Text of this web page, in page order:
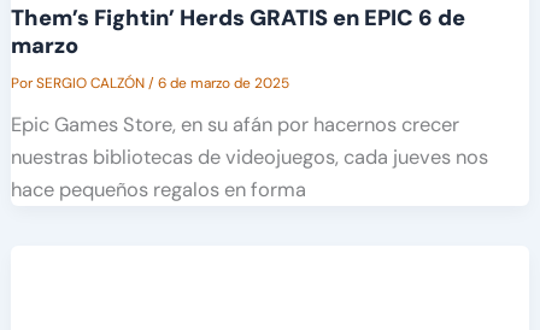
Them’s Fightin’ Herds GRATIS en EPIC 6 de
marzo
PorSERGIO CALZÓN/6 de marzo de 2025
Epic Games Store, en su afán por hacernos crecer
nuestras bibliotecas de videojuegos, cada jueves nos
hace pequeños regalos en forma